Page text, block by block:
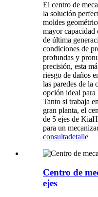
El centro de
la solución
moldes
mayor capacidad
de última
condiciones de
profundas y
precisión, esta
riesgo de daños
las paredes de la
opción ideal para
Tanto si trabaja
gran planta, el
de 5 ejes de
para un
consultadetalle
Centro de
ejes